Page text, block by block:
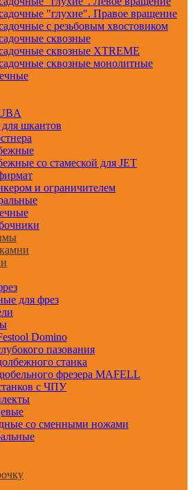
"глухие". Правое вращение
с резьбовым хвостовиком
сквозные
сквозные XTREME
сквозные монолитные
шкантов
со стамеской для JET
и ограничителем
для фрез
Domino
пазования
станка
фрезера MAFELL
с ЧПУ
со сменными ножами